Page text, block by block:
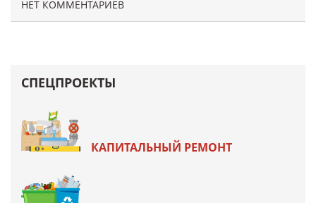
НЕТ КОММЕНТАРИЕВ
СПЕЦПРОЕКТЫ
КАПИТАЛЬНЫЙ РЕМОНТ